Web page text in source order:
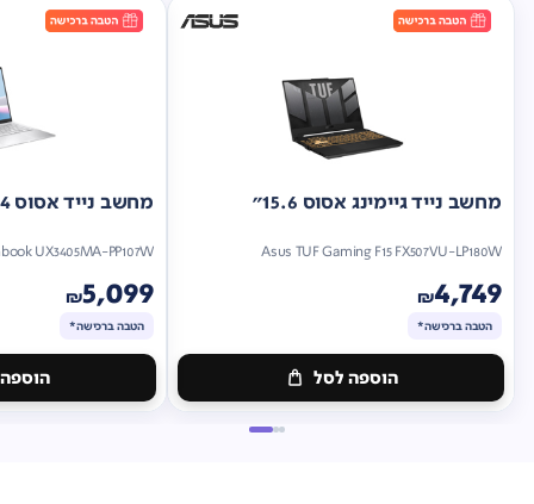
מחשב נייד גיימינג אסוס 15.6"
Asus TUF Gaming F15 FX507VU-LP180W
₪4,749
הטבה ברכישה*
הוספה לסל
מחשב נייד אסוס 14"
UX3405MA-PP107W
₪5,099
הטבה ברכישה*